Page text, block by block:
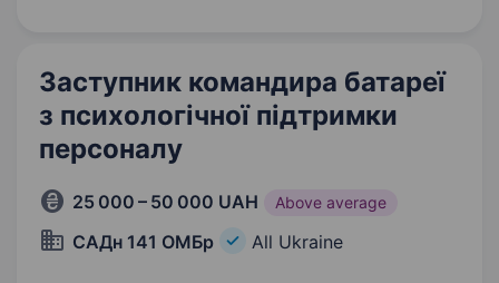
Заступник командира батареї
з психологічної підтримки
персоналу
25 000 – 50 000 UAH Above average
САДн 141 ОМБр All Ukraine